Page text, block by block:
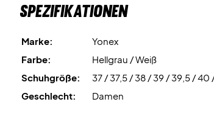
Spezifikationen
Marke:
Yonex
Farbe:
Hellgrau / Weiß
Schuhgröße:
37 / 37,5 / 38 / 39 / 39,5 / 40
Geschlecht:
Damen